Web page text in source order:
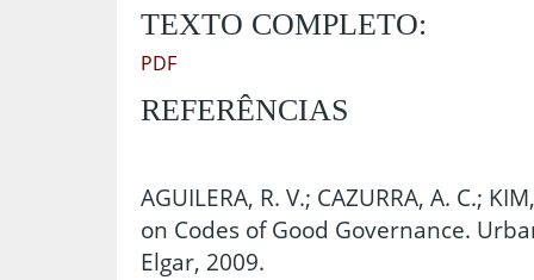
TEXTO COMPLETO:
PDF
REFERÊNCIAS
AGUILERA, R. V.; CAZURRA, A. C.;
on Codes of Good Governance.
Elgar, 2009.